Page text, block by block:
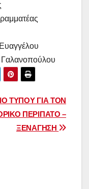
ΤΥΠΟΥ ΓΙΑ ΤΟΝ
ΠΕΡΙΠΑΤΟ –
ΞΕΝΑΓΗΣΗ